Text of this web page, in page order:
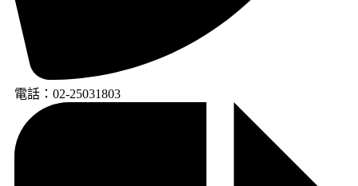
電話：02-25031803